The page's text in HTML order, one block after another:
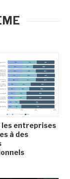
les entreprises
à des